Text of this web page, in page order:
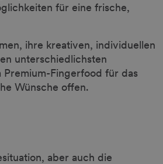
für eine frische,
ihre kreativen, individuellen
unterschiedlichsten
Fingerfood für das
Wünsche offen.
aber auch die